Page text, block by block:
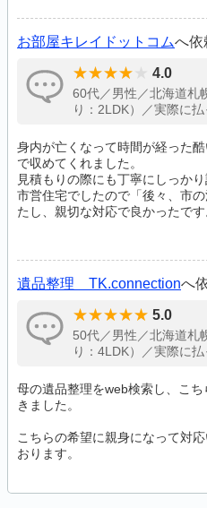
お部屋キレイドットコムへ依
4.0
60代／男性／北海道札
り：2LDK）／実際に
身内が亡くなって時間が経った
で収めてくれました。
見積もりの際にも丁寧にしっか
市営住宅でしたので「後々、市
たし、親切な対応で良かったです
遺品整理 TK.connectionへ
5.0
50代／男性／北海道札
り：4LDK）／実際に
母の遺品整理をweb検索し、こ
きました。
こちらの希望に親身になって対
おります。